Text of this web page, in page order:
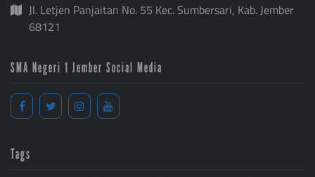
Jl. Letjen Panjaitan No. 55 Kec. Sumbersari, Kab. Jember
68121
SMA Negeri 1 Jember Social Media
Tags